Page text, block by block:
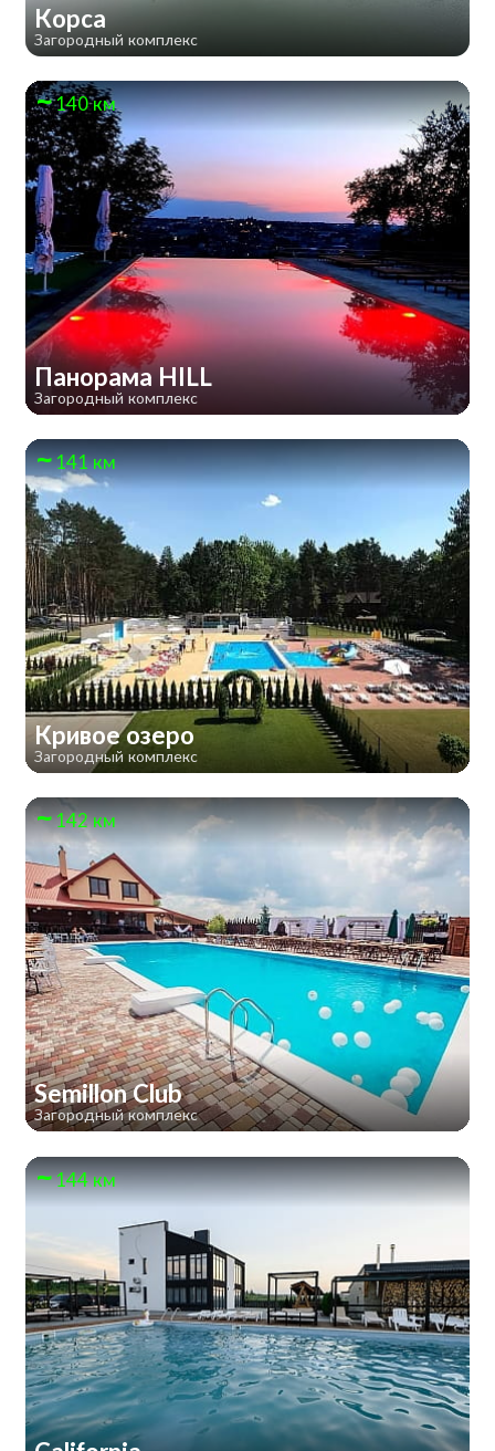
Корса
Загородный комплекс
140 км
Панорама HILL
Загородный комплекс
141 км
Кривое озеро
Загородный комплекс
142 км
Semillon Club
Загородный комплекс
144 км